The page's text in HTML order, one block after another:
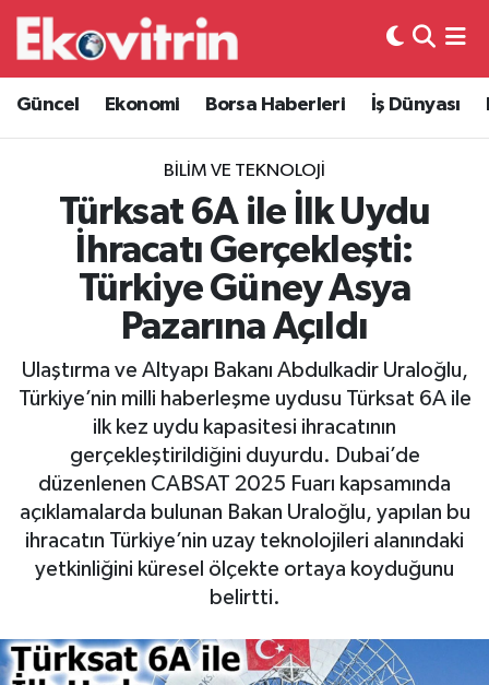
Güncel Ekonomi Borsa Haberleri İş Dünyası
BILIM VE TEKNOLOJI
Türksat 6A ile İlk Uydu
İhracatı Gerçekleşti:
Türkiye Güney Asya
Pazarına Açıldı
Ulaştırma ve Altyapı Bakanı Abdulkadir Uraloğlu,
Türkiye’nin milli haberleşme uydusu Türksat 6A ile
ilk kez uydu kapasitesi ihracatının
gerçekleştirildiğini duyurdu. Dubai’de
düzenlenen CABSAT 2025 Fuarı kapsamında
açıklamalarda bulunan Bakan Uraloğlu, yapılan bu
ihracatın Türkiye’nin uzay teknolojileri alanındaki
yetkinliğini küresel ölçekte ortaya koyduğunu
belirtti.
Güncel
Ekonomi
Borsa Haberleri
İş Dünyası
Lojistik
Otovitrin
Asayiş
Magazin
Gayrimenkul
Spor
Eğitim
Hava Durumu
Trafik Durumu
Süper Lig Puan Durumu ve Fikstür
Tüm Manşetler
Son Dakika Haberleri
Haber Arşivi